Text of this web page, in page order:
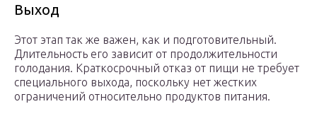
Выход
Этот этап так же важен, как и подготовительный.
Длительность его зависит от продолжительности
голодания. Краткосрочный отказ от пищи не требует
специального выхода, поскольку нет жестких
ограничений относительно продуктов питания.